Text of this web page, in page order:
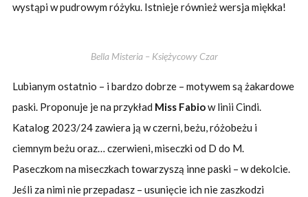
wystąpi w pudrowym różyku. Istnieje również wersja miękka!
Bella Misteria – Księżycowy Czar
Lubianym ostatnio – i bardzo dobrze – motywem są żakardowe
paski. Proponuje je na przykład Miss Fabiow linii Cindi.
Katalog 2023/24 zawiera ją w czerni, beżu, różobeżu i
ciemnym beżu oraz… czerwieni, miseczki od D do M.
Paseczkom na miseczkach towarzyszą inne paski – w dekolcie.
Jeśli za nimi nie przepadasz – usunięcie ich nie zaszkodzi